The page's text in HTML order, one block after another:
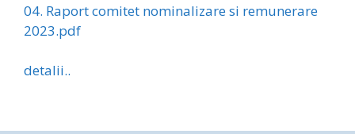
04. Raport comitet nominalizare si remunerare
2023.pdf
detalii..